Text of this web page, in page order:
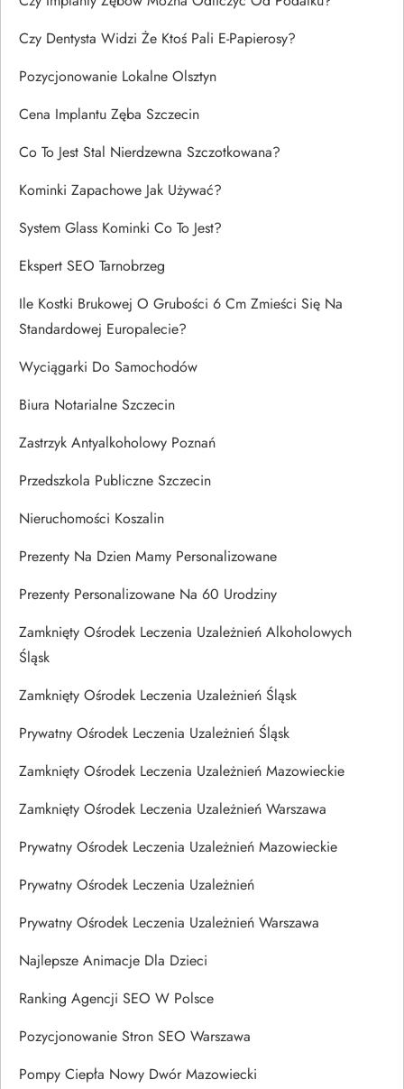
Czy Dentysta Widzi Że Ktoś Pali E-Papierosy?
Pozycjonowanie Lokalne Olsztyn
Cena Implantu Zęba Szczecin
Co To Jest Stal Nierdzewna Szczotkowana?
Kominki Zapachowe Jak Używać?
System Glass Kominki Co To Jest?
Ekspert SEO Tarnobrzeg
Ile Kostki Brukowej O Grubości 6 Cm Zmieści Się Na
Standardowej Europalecie?
Wyciągarki Do Samochodów
Biura Notarialne Szczecin
Zastrzyk Antyalkoholowy Poznań
Przedszkola Publiczne Szczecin
Nieruchomości Koszalin
Prezenty Na Dzien Mamy Personalizowane
Prezenty Personalizowane Na 60 Urodziny
Zamknięty Ośrodek Leczenia Uzależnień Alkoholowych
Śląsk
Zamknięty Ośrodek Leczenia Uzależnień Śląsk
Prywatny Ośrodek Leczenia Uzależnień Śląsk
Zamknięty Ośrodek Leczenia Uzależnień Mazowieckie
Zamknięty Ośrodek Leczenia Uzależnień Warszawa
Prywatny Ośrodek Leczenia Uzależnień Mazowieckie
Prywatny Ośrodek Leczenia Uzależnień
Prywatny Ośrodek Leczenia Uzależnień Warszawa
Najlepsze Animacje Dla Dzieci
Ranking Agencji SEO W Polsce
Pozycjonowanie Stron SEO Warszawa
Pompy Ciepła Nowy Dwór Mazowiecki